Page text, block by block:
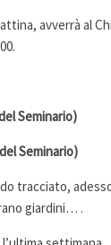
avverrà al
Seminario)
Seminario)
tracciato,
giardini… .